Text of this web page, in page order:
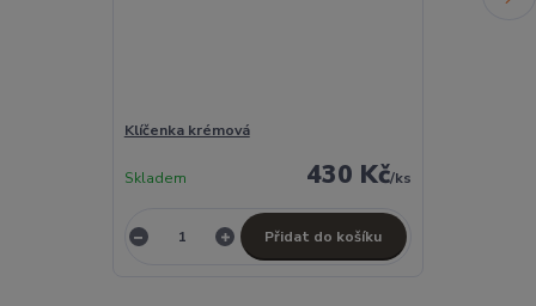
Klíčenka krémová
430 Kč/ks
Skladem
Přidat do košíku